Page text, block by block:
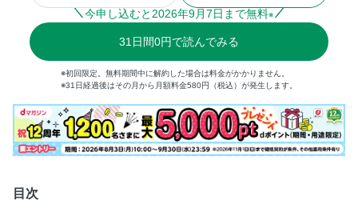
今申し込むと 2026年9月7日まで無料※
31 日間0円で読んでみる
※初回限定。無料期間中に解約した場合は料金がかかりません。
※31日経過後はその月から月額料金580円（税込）が発生します。
目次